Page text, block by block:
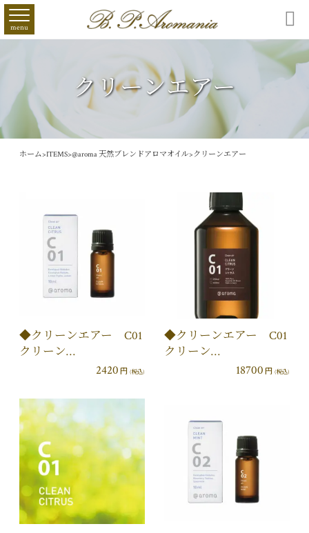
menu 
クリーンエアー
ホーム>ITEMS>@aroma 天然ブレンドアロマオイル> クリーンエアー
◆クリーンエアー C01
クリーン…
2420 円 (税込)
◆クリーンエアー C01
クリーン…
18700 円 (税込)